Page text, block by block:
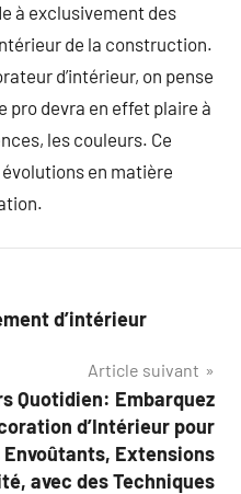
à exclusivement des
de la construction.
d’intérieur, on pense
pro devra en effet plaire à
les couleurs. Ce
en matière
d’intérieur
Article suivant
Quotidien: Embarquez
d’Intérieur pour
Extensions
avec des Techniques